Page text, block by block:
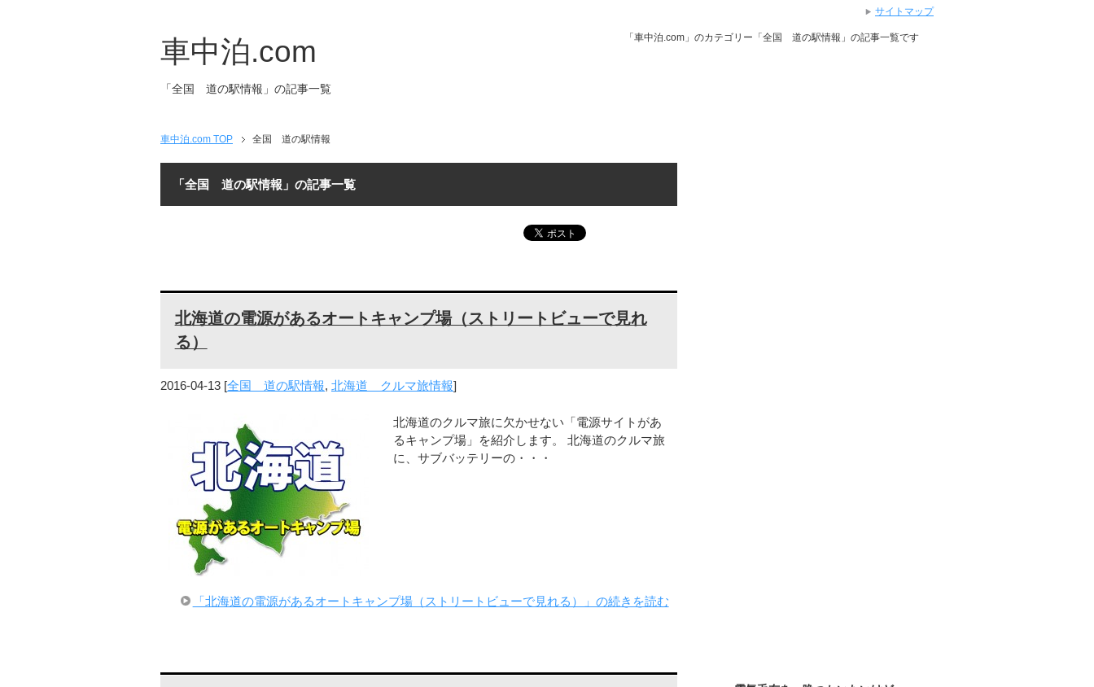
車中泊.com
「全国 道の駅情報」の記事一覧
「車中泊.com」のカテゴリー「全国 道の駅情報」の記事一覧です
車中泊.com TOP 全国 道の駅情報
「全国 道の駅情報」の記事一覧
北海道の電源があるオートキャンプ場（ストリートビューで見れ
る）
2016-04-13 [全国 道の駅情報, 北海道 クルマ旅情報]
北海道のクルマ旅に欠かせない「電源サイトがあ
るキャンプ場」を紹介します。 北海道のクルマ旅
に、サブバッテリーの・・・
「北海道の電源があるオートキャンプ場（ストリートビューで見れる）」の続きを読む
サイトマップ